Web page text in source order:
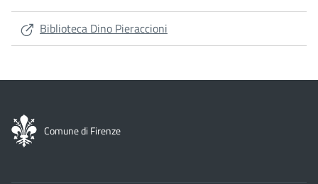
Biblioteca Dino Pieraccioni
Comune di Firenze